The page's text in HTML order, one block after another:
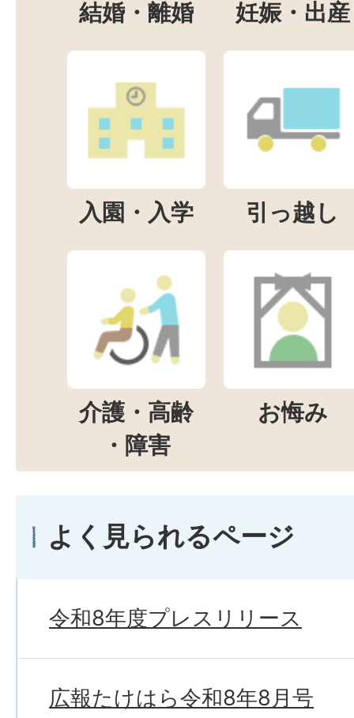
結婚・離婚 妊娠・出産
入園・入学 引っ越し
介護・高齢
・障害
お悔み
よく見られるページ
令和8年度プレスリリース
広報たけはら令和8年8月号